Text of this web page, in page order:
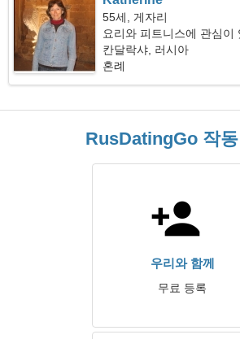
55세, 게자리
요리와 피트니스에 관심이
칸달락샤, 러시아
혼례
RusDatingGo 작
우리와 함께
무료 등록